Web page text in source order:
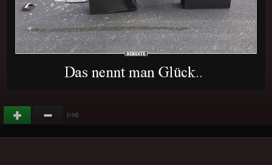
(+54)